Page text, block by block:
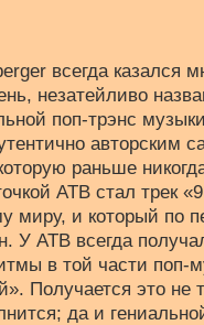
всегда
незатейливо
поп-трэнс
авторским
раньше
ATB стал трек
миру, и который по
У ATB всегда
в той части поп-
Получается это не
да и